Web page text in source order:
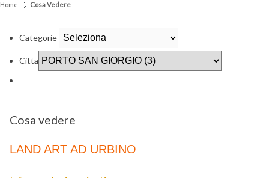
Home Cosa Vedere
Categorie
Citta
Cosa vedere
LAND ART AD URBINO